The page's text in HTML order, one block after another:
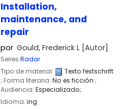
Installation,
maintenance, and
repair
por Gould, Frederick L[Autor]
Series Radar
Tipo de material:
Texto festschrift
; Forma literaria: No es ficción ;
Audiencia: Especializado;
Idioma: ing